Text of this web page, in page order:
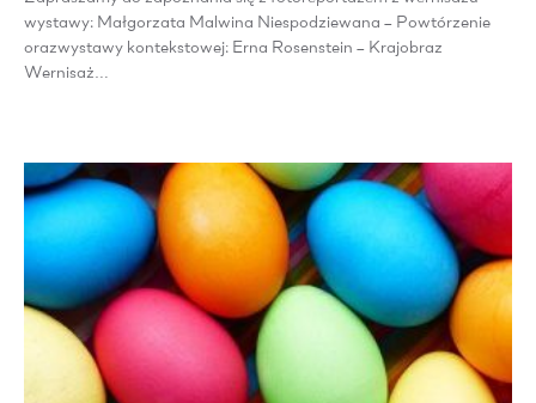
wystawy: Małgorzata Malwina Niespodziewana – Powtórzenie
orazwystawy kontekstowej: Erna Rosenstein – Krajobraz
Wernisaż…